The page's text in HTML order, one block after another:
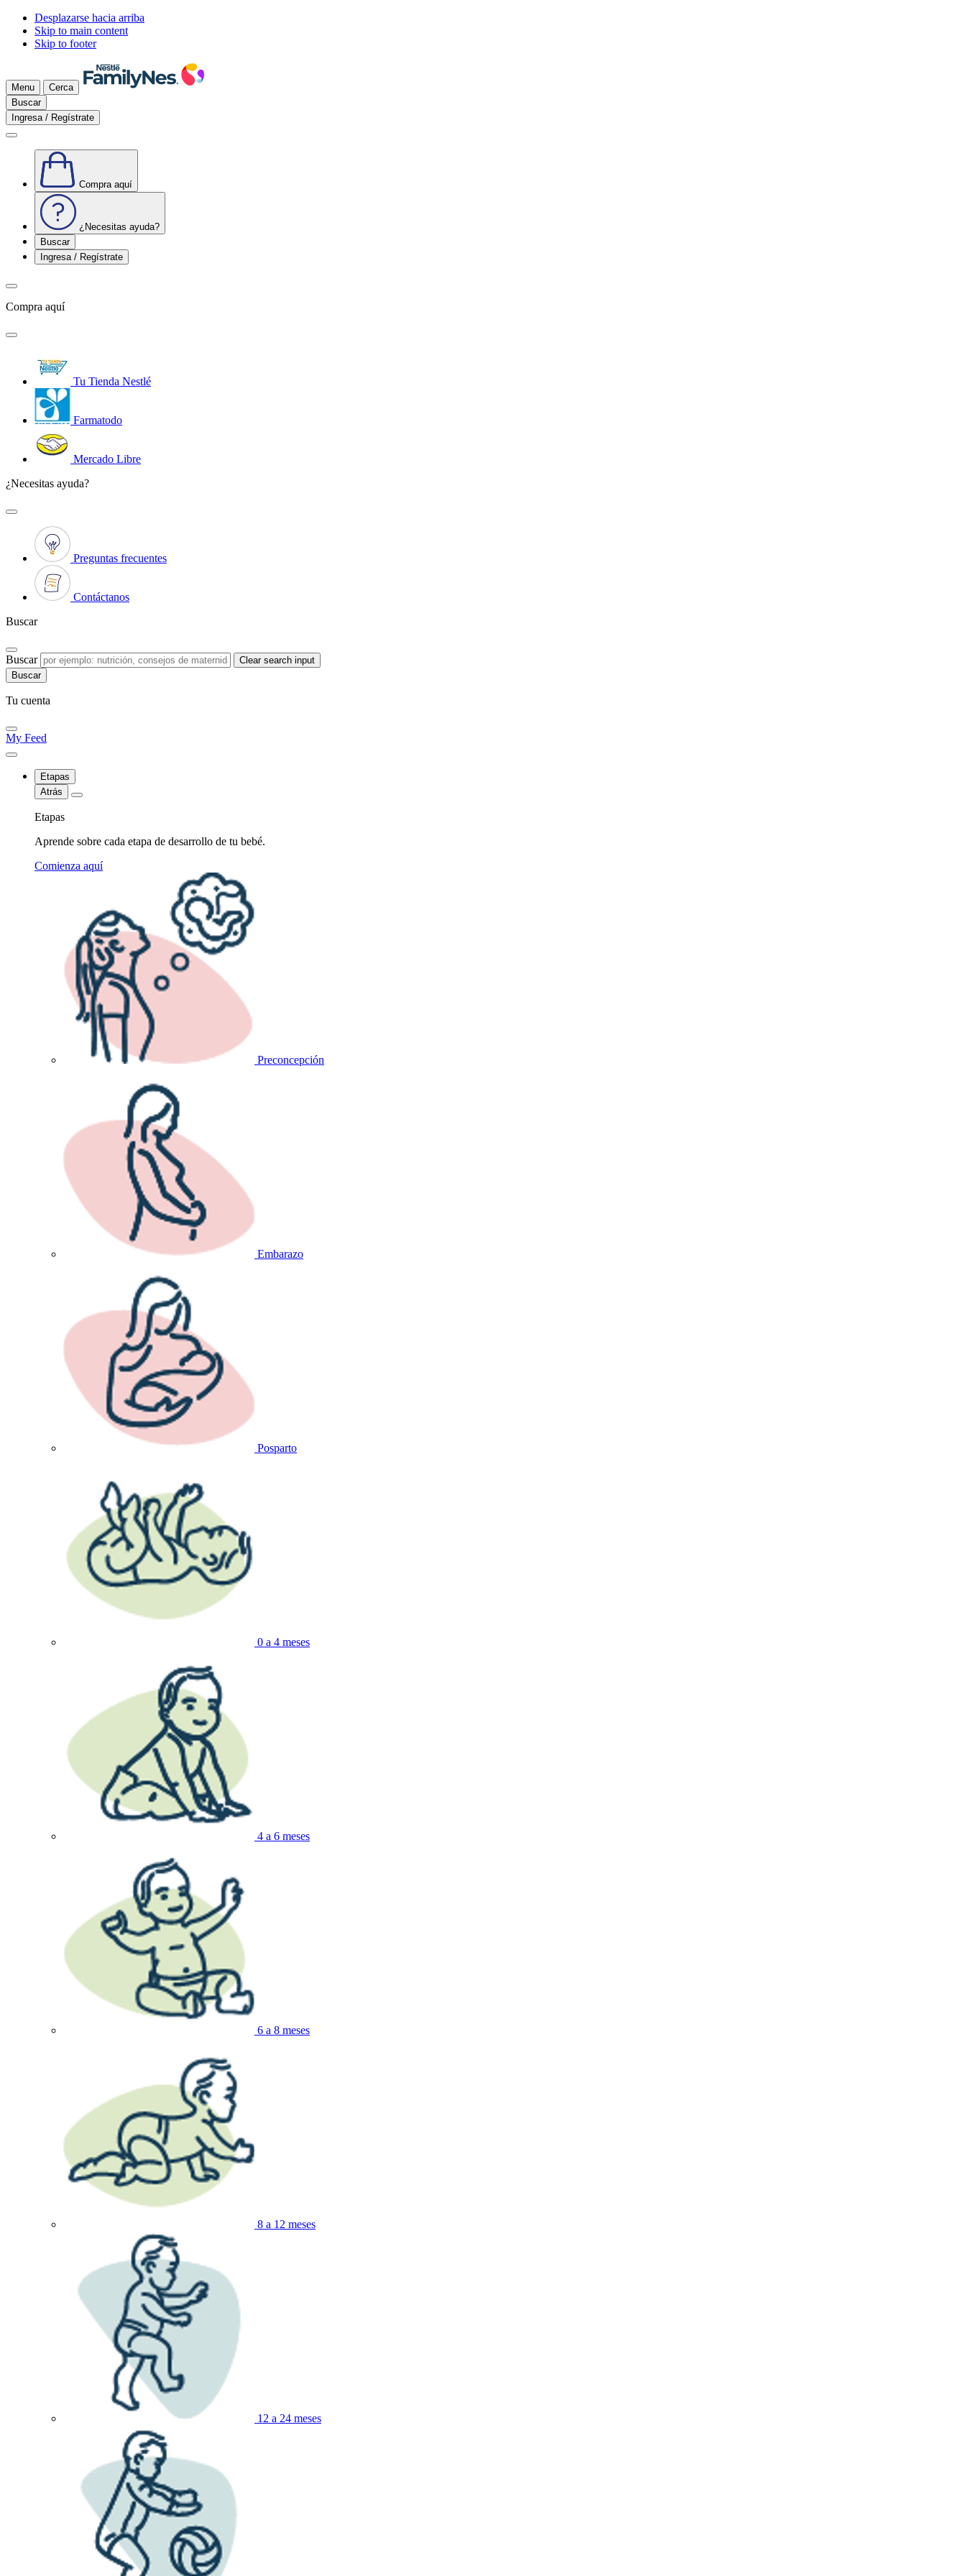
Desplazarse hacia arriba
Skip to main content
Skip to footer
Menu
Cerca
Buscar
Ingresa / Regístrate
Compra aquí
¿Necesitas ayuda?
Buscar
Ingresa / Regístrate
Compra aquí
Tu Tienda Nestlé
Farmatodo
Mercado Libre
¿Necesitas ayuda?
Preguntas frecuentes
Contáctanos
Buscar
Buscar Clear search input
Tu cuenta
My Feed
Etapas
Atrás
Etapas
Aprende sobre cada etapa de desarrollo de tu bebé.
Comienza aquí
Preconcepción
Embarazo
Posparto
0 a 4 meses
4 a 6 meses
6 a 8 meses
8 a 12 meses
12 a 24 meses